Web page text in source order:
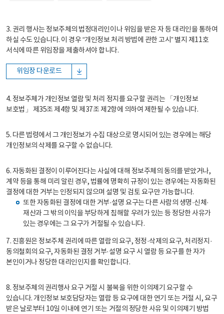
3. 권리 행사는 정보주체의 법정대리인이나 위임을 받은 자 등 대리인을 통하여
하실 수도 있습니다. 이 경우 “개인정보 처리 방법에 관한 고시” 별지 제11호
서식에 따른 위임장을 제출하셔야 합니다.
위임장 다운로드
4. 정보주체가 개인정보 열람 및 처리 정지를 요구할 권리는 「개인정보
보호법」 제35조 제4항 및 제37조 제2항에 의하여 제한될 수 있습니다.
5. 다른 법령에서 그 개인정보가 수집 대상으로 명시되어 있는 경우에는 해당
개인정보의 삭제를 요구할 수 없습니다.
6. 자동화된 결정이 이루어진다는 사실에 대해 정보주체의 동의를 받았거나,
계약 등을 통해 미리 알린 경우, 법률에 명확히 규정이 있는 경우에는 자동화된
결정에 대한 거부는 인정되지 않으며 설명 및 검토 요구만 가능합니다.
또한 자동화된 결정에 대한 거부·설명 요구는 다른 사람의 생명·신체·
재산과 그 밖의 이익을 부당하게 침해할 우려가 있는 등 정당한 사유가
있는 경우에는 그 요구가 거절될 수 있습니다.
7. 진흥원은 정보주체 권리에 따른 열람의 요구, 정정·삭제의 요구, 처리정지·
동의철회의 요구, 자동화된 결정 거부·설명 요구 시 열람 등 요구를 한 자가
본인이거나 정당한 대리인인지를 확인합니다.
8. 정보주체의 권리행사 요구 거절 시 불복을 위한 이의제기 요구할 수
있습니다. 개인정보 보호담당자는 열람 등 요구에 대한 연기 또는 거절 시, 요구
받은 날로부터 10일 이내에 연기 또는 거절의 정당한 사유 및 이의제기 방법